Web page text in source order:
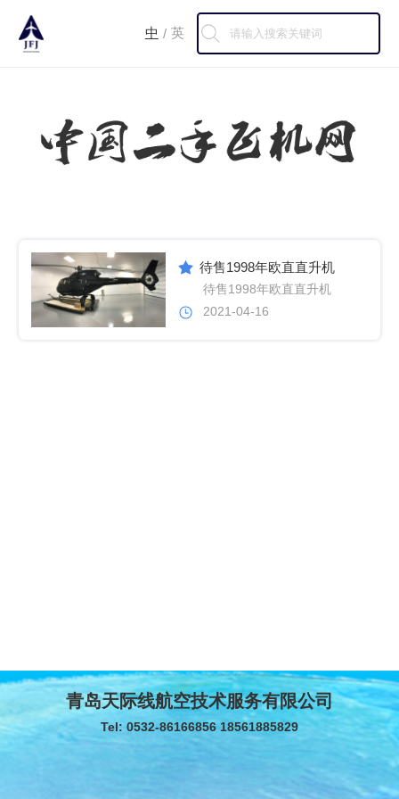
中 / 英
待售1998年欧直直升机
待售1998年欧直直升机
2021-04-16
青岛天际线航空技术服务有限公司
Tel: 0532-86166856 18561885829